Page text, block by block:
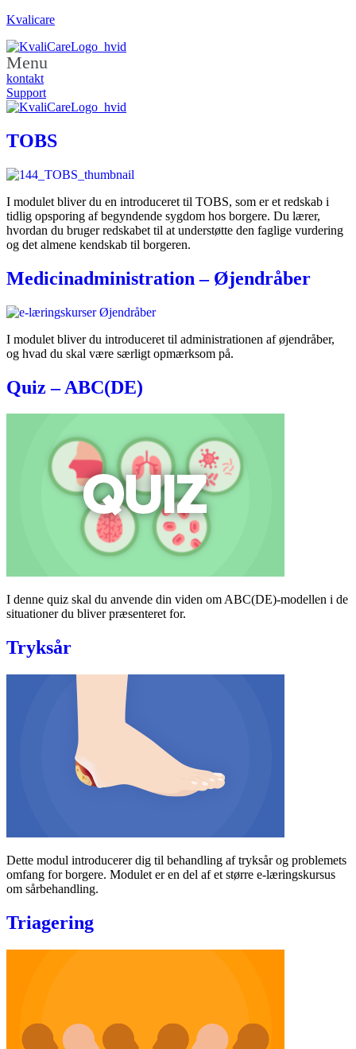
Kvalicare
Menu
kontakt
Support
TOBS
I modulet bliver du en introduceret til TOBS, som er et redskab i
tidlig opsporing af begyndende sygdom hos borgere. Du lærer,
hvordan du bruger redskabet til at understøtte den faglige vurdering
og det almene kendskab til borgeren.
Medicinadministration – Øjendråber
I modulet bliver du introduceret til administrationen af øjendråber,
og hvad du skal være særligt opmærksom på.
Quiz – ABC(DE)
I denne quiz skal du anvende din viden om ABC(DE)-modellen i de
situationer du bliver præsenteret for.
Tryksår
Dette modul introducerer dig til behandling af tryksår og problemets
omfang for borgere. Modulet er en del af et større e-læringskursus
om sårbehandling.
Triagering